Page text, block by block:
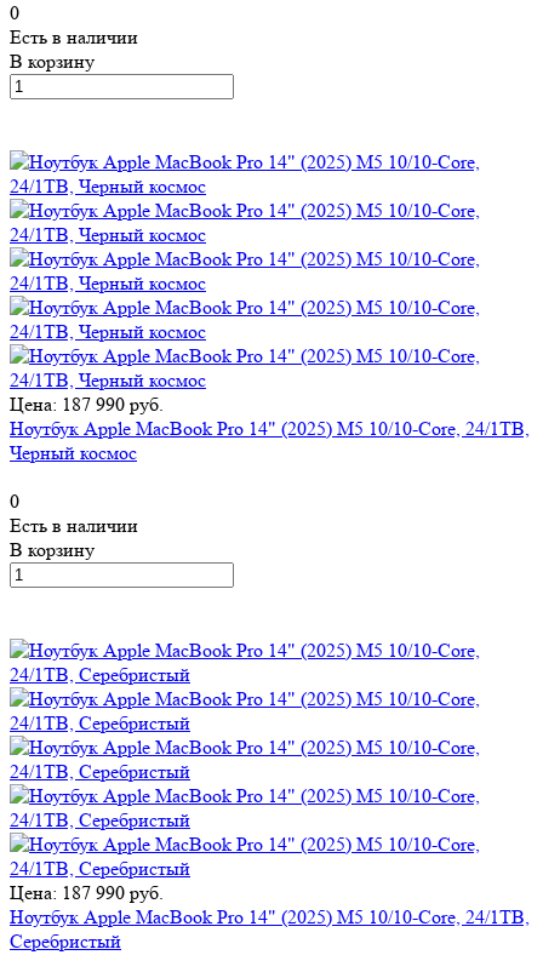
0
Есть в наличии
В корзину
Цена: 187 990 руб.
Ноутбук Apple MacBook Pro 14" (2025) M5 10/10-Core, 24/1TB,
Черный космос
0
Есть в наличии
В корзину
Цена: 187 990 руб.
Ноутбук Apple MacBook Pro 14" (2025) M5 10/10-Core, 24/1TB,
Серебристый